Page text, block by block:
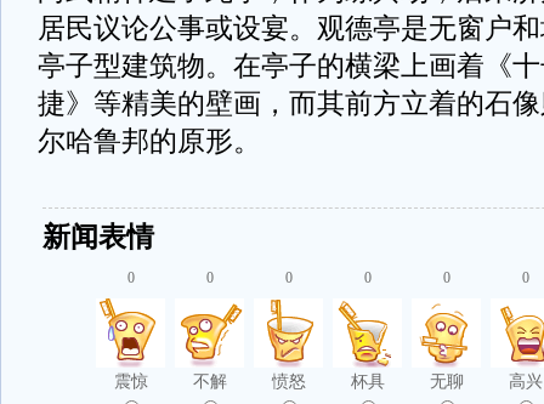
居民议论公事或设宴。观德亭是无窗户
亭子型建筑物。在亭子的横梁上画着《
捷》等精美的壁画，而其前方立着的石
尔哈鲁邦的原形。
新闻表情
0
震惊
0
不解
0
愤怒
0
杯具
0
无聊
0
高兴